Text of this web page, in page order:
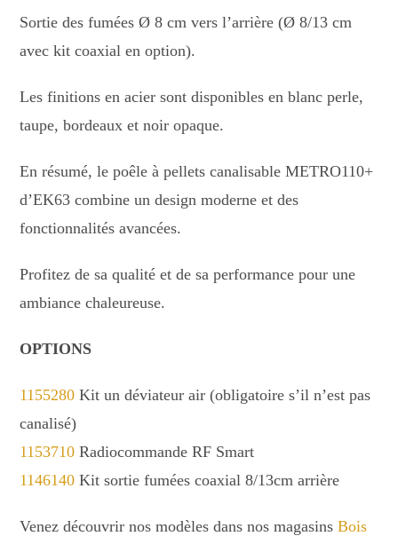
Sortie des fumées Ø 8 cm vers l’arrière (Ø 8/13 cm
avec kit coaxial en option).
Les finitions en acier sont disponibles en blanc perle,
taupe, bordeaux et noir opaque.
En résumé, le poêle à pellets canalisable METRO110+
d’EK63 combine un design moderne et des
fonctionnalités avancées.
Profitez de sa qualité et de sa performance pour une
ambiance chaleureuse.
OPTIONS
1155280 Kit un déviateur air (obligatoire s’il n’est pas
canalisé)
1153710 Radiocommande RF Smart
1146140 Kit sortie fumées coaxial 8/13cm arrière
Venez découvrir nos modèles dans nos magasinsBois